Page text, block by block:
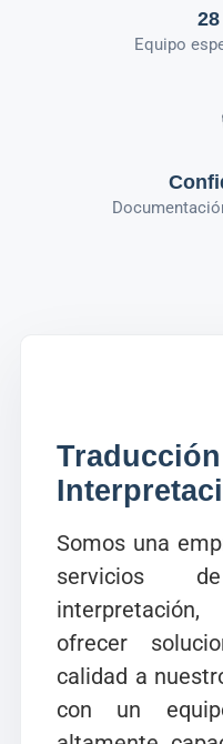
Equipo
Somos una
servicios
ofrecer
calidad a
con un